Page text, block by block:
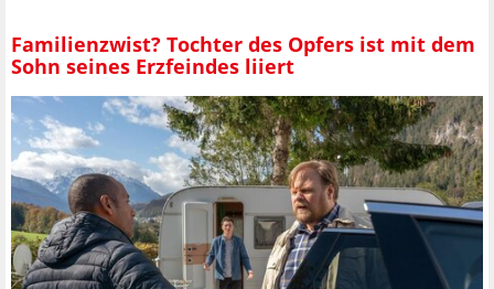
Familienzwist? Tochter des Opfers ist mit dem
Sohn seines Erzfeindes liiert